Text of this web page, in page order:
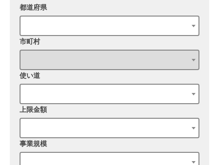
都道府県
市町村
使い道
上限金額
事業規模